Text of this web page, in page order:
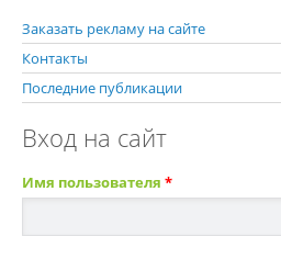
Заказать рекламу на сайте
Контакты
Последние публикации
Вход на сайт
Имя пользователя *